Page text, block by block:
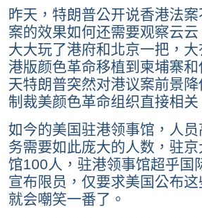
昨天，特朗普公开说香港法
案的效果如何还需要观察云
大大玩了港府和北京一把，
港版颜色革命移植到柬埔寨
天特朗普突然对港议案前景
制裁美颜色革命组织直接相关
如今的美国驻港领事馆，人
务需要如此庞大的人数，驻
馆100人，驻港领事馆超乎国
宣布限员，仅要求美国公布
就会嘲笑一番了。